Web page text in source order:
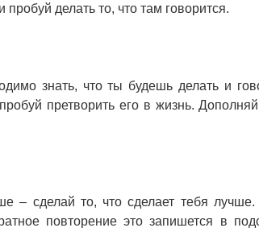
делать то, что там говорится.
знать, что ты будешь делать и
претворить его в жизнь.
– сделай то, что сделает тебя
повторение это запишется в